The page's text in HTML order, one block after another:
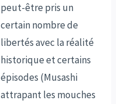
peut-être pris un
certain nombre de
libertés avec la réalité
historique et certains
épisodes (Musashi
attrapant les mouches